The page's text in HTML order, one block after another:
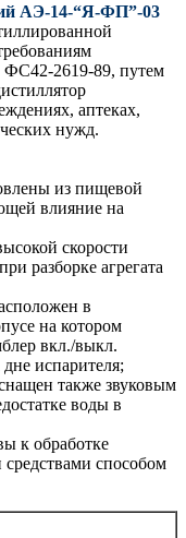
АЭ-14-“Я-ФП”-03
ФС42-2619-89, путем
аптеках,
нужд.
из пищевой
влияние на
скорости
разборке агрегата
в
на котором
вкл./выкл.
испарителя;
также звуковым
воды в
к обработке
способом